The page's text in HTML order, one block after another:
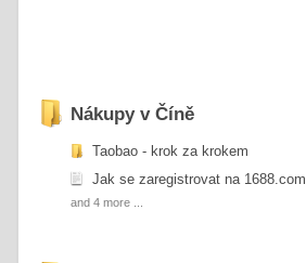
Nákupy v Číně
Taobao - krok za krokem
Jak se zaregistrovat na 1688.com
and 4 more ...